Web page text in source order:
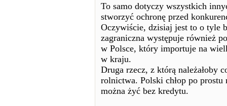
To samo dotyczy wszystkich
stworzyć ochronę przed
Oczywiście, dzisiaj jest to o tyle
zagraniczna występuje również
w Polsce, który importuje na
w kraju.
Druga rzecz, z którą należałoby
rolnictwa. Polski chłop po
można żyć bez kredytu.